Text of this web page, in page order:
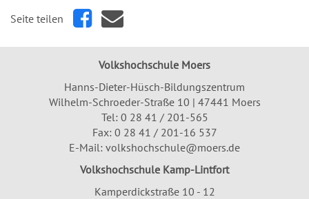
Seite teilen
Volkshochschule Moers
Hanns-Dieter-Hüsch-Bildungszentrum
Wilhelm-Schroeder-Straße 10 | 47441 Moers
Tel: 0 28 41 / 201-565
Fax: 0 28 41 / 201-16 537
E-Mail: volkshochschule@moers.de
Volkshochschule Kamp-Lintfort
Kamperdickstraße 10 - 12